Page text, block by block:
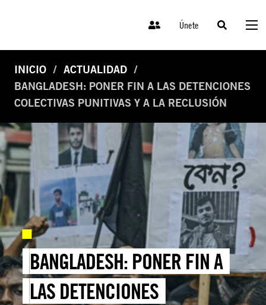
Únete
INICIO
ACTUALIDAD
BANGLADESH: PONER FIN A LAS DETENCIONES
COLECTIVAS PUNITIVAS Y A LA RECLUSIÓN
BANGLADESH: PONER FIN A
LAS DETENCIONES